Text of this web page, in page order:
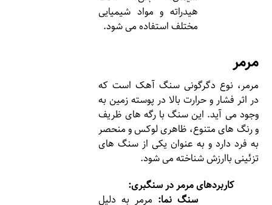
هیدراته و مواد شیمیایی
مختلف استفاده می شود.
مرمر
مرمر، نوع دگرگونی سنگ آهک است که
در اثر فشار و حرارت بالا در پوسته زمین به
وجود می آید. این سنگ با رگه های ظریف
و رنگ های متنوع، ظاهری لوکس و منحصر
به فرد دارد و به عنوان یکی از سنگ های
تزئینی باارزش شناخته می شود.
کاربردهای مرمر در سنگبری:
سنگ نما: مرمر به دلیل